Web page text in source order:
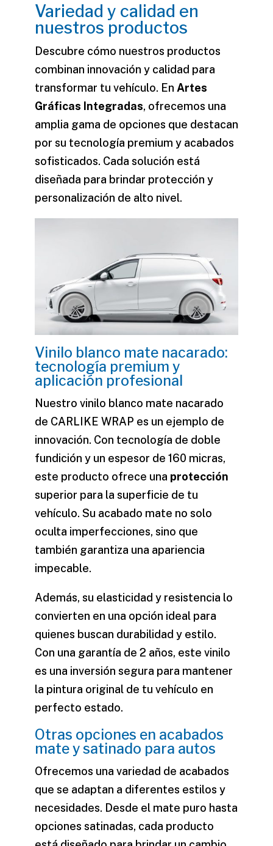
Variedad y calidad en
nuestros productos
Descubre cómo nuestros productos
combinan innovación y calidad para
transformar tu vehículo. En Artes
Gráficas Integradas, ofrecemos una
amplia gama de opciones que destacan
por su tecnología premium y acabados
sofisticados. Cada solución está
diseñada para brindar protección y
personalización de alto nivel.
Vinilo blanco mate nacarado:
tecnología premium y
aplicación profesional
Nuestro vinilo blanco mate nacarado
de CARLIKE WRAP es un ejemplo de
innovación. Con tecnología de doble
fundición y un espesor de 160 micras,
este producto ofrece una protección
superior para la superficie de tu
vehículo. Su acabado mate no solo
oculta imperfecciones, sino que
también garantiza una apariencia
impecable.
Además, su elasticidad y resistencia lo
convierten en una opción ideal para
quienes buscan durabilidad y estilo.
Con una garantía de 2 años, este vinilo
es una inversión segura para mantener
la pintura original de tu vehículo en
perfecto estado.
Otras opciones en acabados
mate y satinado para autos
Ofrecemos una variedad de acabados
que se adaptan a diferentes estilos y
necesidades. Desde el mate puro hasta
opciones satinadas, cada producto